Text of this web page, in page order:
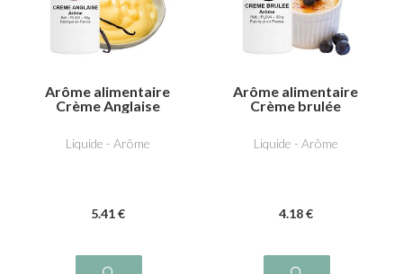
Arôme alimentaire
Crème Anglaise
Liquide - Arôme
5.41 €
Arôme alimentaire
Crème brulée
Liquide - Arôme
4.18 €